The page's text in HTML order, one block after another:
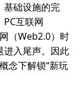
基础设施的完
互联网
（Web2.0）时
进入尾声。因此
念下解锁“新玩